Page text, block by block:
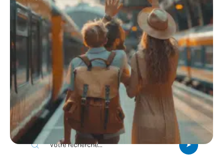
Recherche